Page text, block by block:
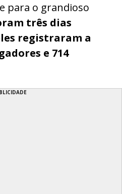
para o grandioso
três dias
registraram a
e 714